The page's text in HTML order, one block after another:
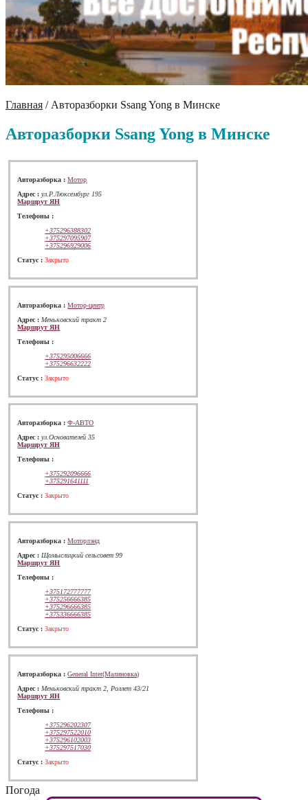
Главная / Авторазборки Ssang Yong в Минске
Авторазборки Ssang Yong в Минске
Авторазборка : Мотор
Адрес :ул.Р.Люксембург 195
Маршрут ЯН
Телефоны :
+375296388302
+375297095907
+375296929006
Cтатус :Закрыто
Авторазборка : Мотор-центр
Адрес : Меньковский тракт 2
Маршрут ЯН
Телефоны :
+375295006666
+375296632222
Cтатус :Закрыто
Авторазборка : Ф-АВТО
Адрес :ул.Основателей 35
Маршрут ЯН
Телефоны :
+375292096666
+375291641111
Cтатус :Закрыто
Авторазборка : Моторлэнд
Адрес : Щомыслицкий сельсовет 99
Маршрут ЯН
Телефоны :
+375172777777
+375256666385
+375296666385
+375336666385
Cтатус :Закрыто
Авторазборка : General Inter(Малиновка)
Адрес : Меньковский тракт 2, Роллет 43/21
Маршрут ЯН
Телефоны :
+375296202307
+375297522010
+375296102003
+375297517030
Cтатус :Закрыто
Погода